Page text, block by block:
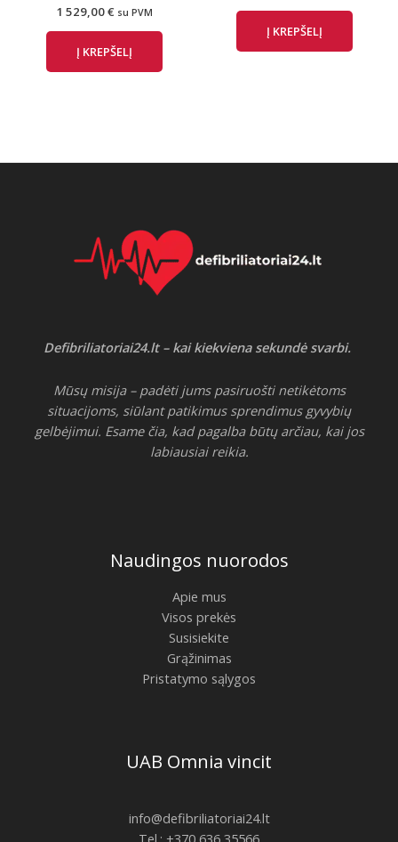
1 529,00€ su PVM
Į KREPŠELĮ
Į KREPŠELĮ
Defibriliatoriai24.lt – kai kiekviena sekundė svarbi.
Mūsų misija – padėti jums pasiruošti netikėtoms
situacijoms, siūlant patikimus sprendimus gyvybių
gelbėjimui. Esame čia, kad pagalba būtų arčiau, kai jos
labiausiai reikia.
Naudingos nuorodos
Apie mus
Visos prekės
Susisiekite
Grąžinimas
Pristatymo sąlygos
UAB Omnia vincit
info@defibriliatoriai24.lt
Tel.: +370 636 35566